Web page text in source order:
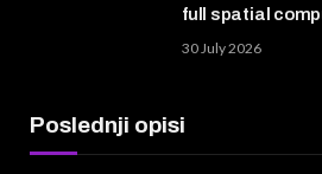
full spatial
30 July 2026
Poslednji opisi